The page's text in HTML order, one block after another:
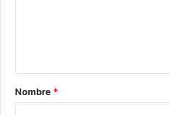
Nombre *